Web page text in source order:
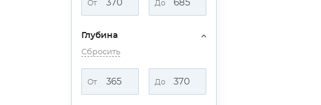
От До
Глубина
Сбросить
От До